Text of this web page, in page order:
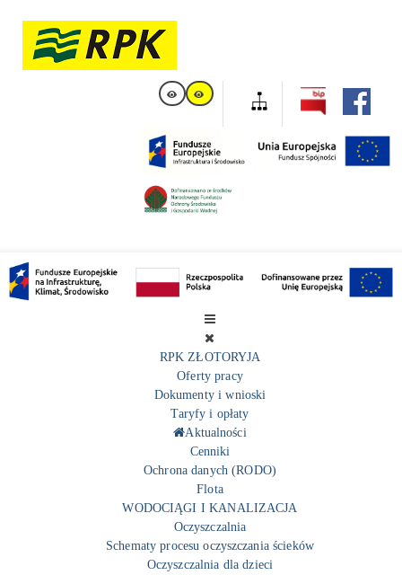
RPK ZŁOTORYJA
Oferty pracy
Dokumenty i wnioski
Taryfy i opłaty
Aktualności
Cenniki
Ochrona danych (RODO)
Flota
WODOCIĄGI I KANALIZACJA
Oczyszczalnia
Schematy procesu oczyszczania ścieków
Oczyszczalnia dla dzieci